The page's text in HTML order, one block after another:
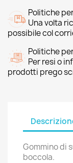
Politiche
Una volta
possibile col
Politiche
Per resi o
prodotti prego
Gommino di
boccola.